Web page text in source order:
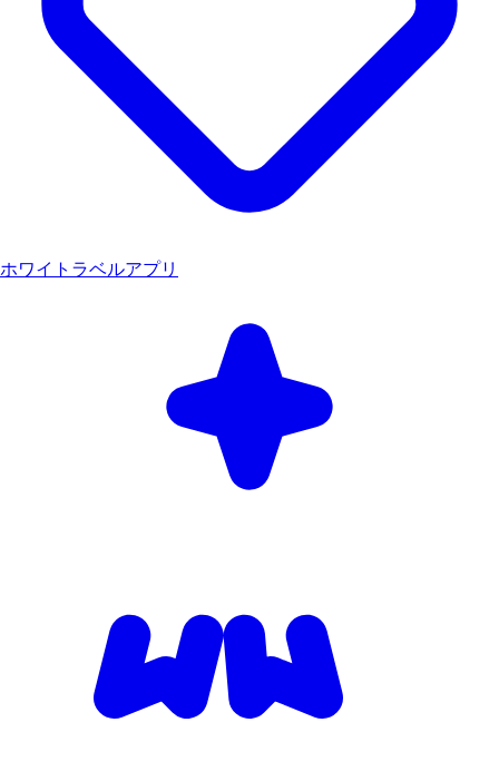
ホワイトラベルアプリ